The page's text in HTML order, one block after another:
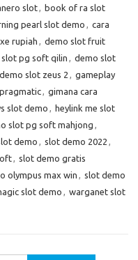
slot, book of ra slot
pearl slot demo , cara
rupiah , demo slot fruit
pg soft qilin , demo slot
demo slot zeus 2 , gameplay
, gimana cara
slot demo , heylink me slot
slot pg soft mahjong ,
demo , slot demo 2022 ,
, slot demo gratis
olympus max win , slot demo
slot demo , warganet slot